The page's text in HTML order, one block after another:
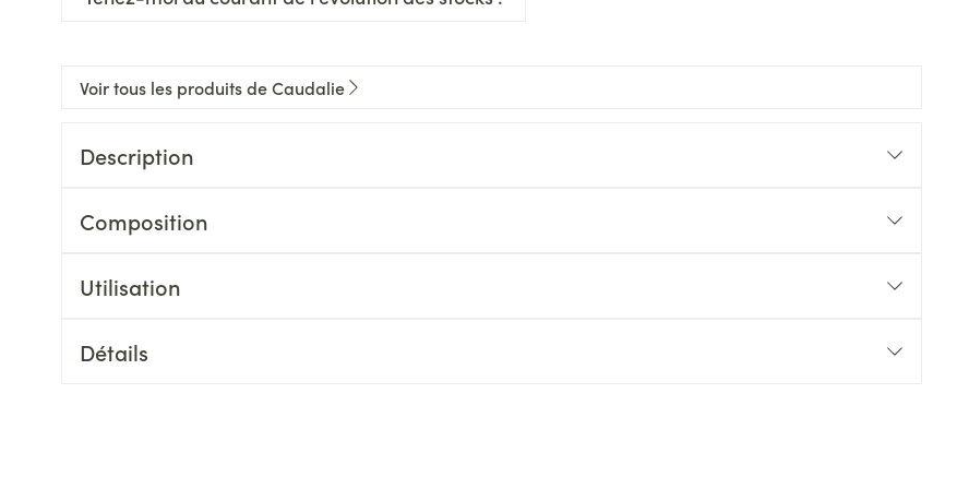
Voir tous les produits de Caudalie
Description
Composition
Utilisation
Détails